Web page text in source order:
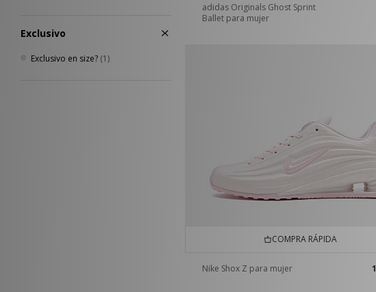
Exclusivo
Exclusivo en size? (1)
adidas Originals Ghost Sprint
Ballet para mujer
COMPRA RÁPIDA
Nike Shox Z para mujer